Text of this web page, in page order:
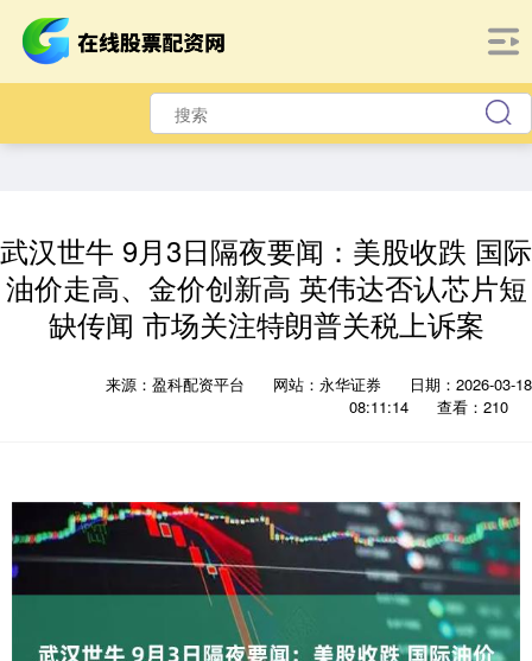
武汉世牛 9月3日隔夜要闻：美股收跌 国际
油价走高、金价创新高 英伟达否认芯片短
缺传闻 市场关注特朗普关税上诉案
来源：盈科配资平台 网站：永华证券
日期：2026-03-18
08:11:14
查看：210